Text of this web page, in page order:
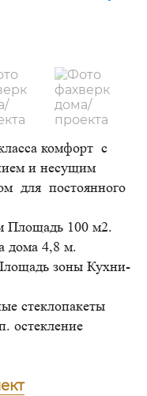
комфорт с
и несущим
для постоянного
Площадь 100 м2.
дома 4,8 м.
зоны Кухни-
стеклопакеты
остекление